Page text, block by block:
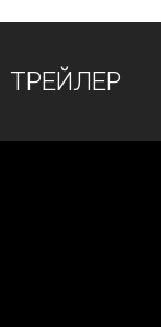
ТРЕЙЛЕР